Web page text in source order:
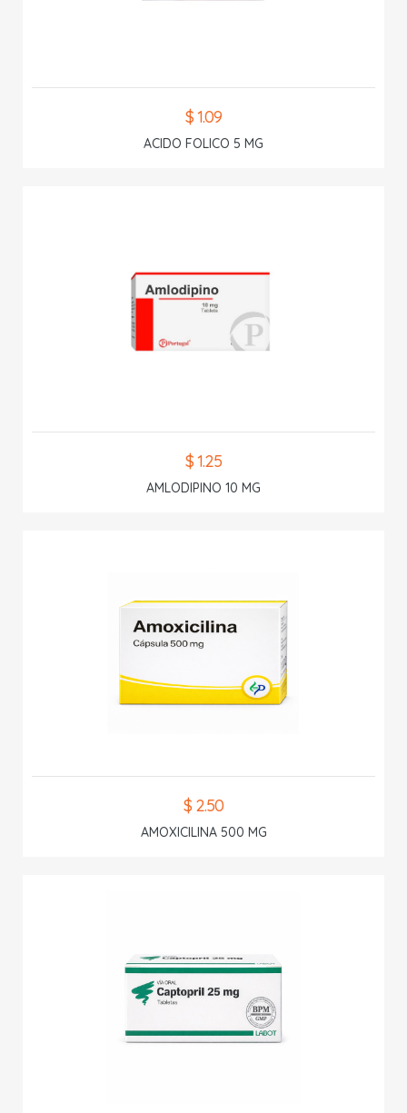
$ 1.09
ACIDO FOLICO 5 MG
$ 1.25
AMLODIPINO 10 MG
$ 2.50
AMOXICILINA 500 MG